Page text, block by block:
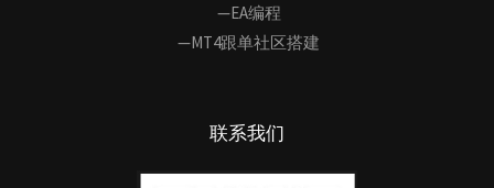
—EA编程
—MT4跟单社区搭建
联系我们